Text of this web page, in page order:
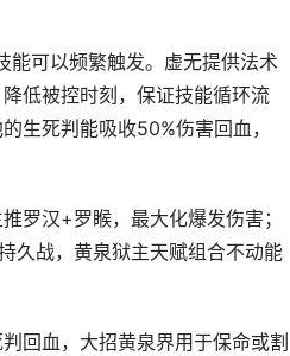
能可以频繁触发。虚无提供法术
低被控时刻，保证技能循环流
生死判能吸收50%伤害回血，
罗汉+罗睺，最大化爆发伤害；
久战，黄泉狱主天赋组合不动能
回血，大招黄泉界用于保命或割